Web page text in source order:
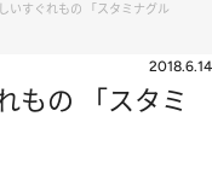
いすぐれもの 「スタミナグル
2018.6.14
もの 「スタミ